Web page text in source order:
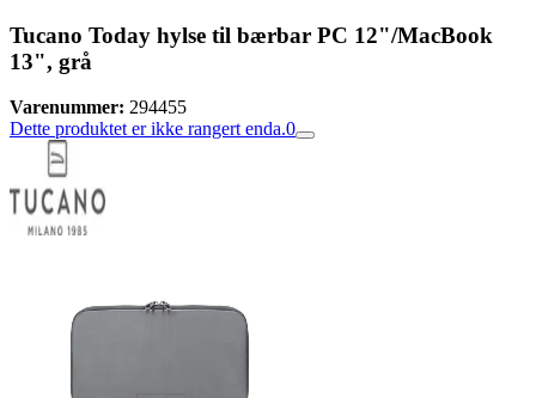
Tucano Today hylse til bærbar PC 12"/MacBook
13", grå
Varenummer: 294455
Dette produktet er ikke rangert enda.0